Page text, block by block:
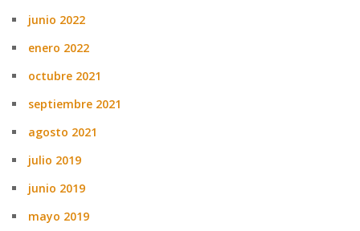
junio 2022
enero 2022
octubre 2021
septiembre 2021
agosto 2021
julio 2019
junio 2019
mayo 2019